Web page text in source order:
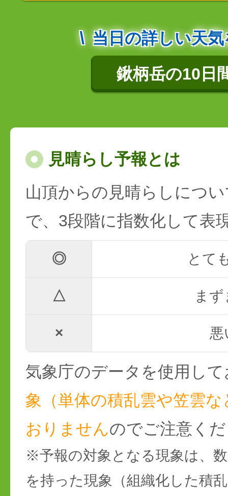
当日の詳しい天
鍬柄岳の10日
見晴らし予報とは
山頂からの見晴らしにつ
で、3段階に指数化して表
◎ とて
△ ま
× 悪
気象庁のデータを使用し
象（単体の積乱雲や笠雲
おりませんのでご注意く
※予報の対象となる現象は、
を持った現象（組織化した積